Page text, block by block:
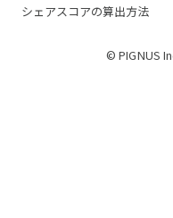
シェアスコアの算出方法
© PIGNUS